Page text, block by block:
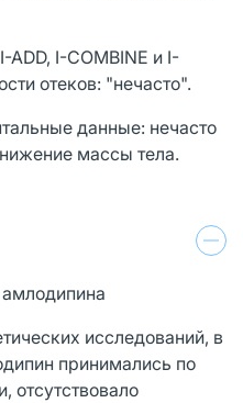
I-COMBINE и I-
отеков: "нечасто".
данные: нечасто
массы тела.
исследований, в
принимались по
отсутствовало